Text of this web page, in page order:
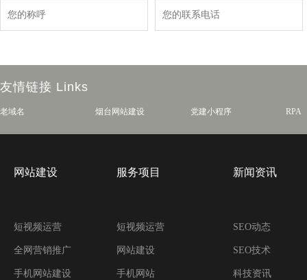
友情链接 Links
老域名 烟台网站建设 党建小程序 RPA
网站建设
短视频运营
全网营销推广
手机网站建设
服务项目
短视频运营
网站建设
手机网站
新闻资讯
SEO动态
SEO技术
科技资讯